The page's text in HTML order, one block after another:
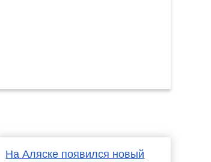
На Аляске появился новый